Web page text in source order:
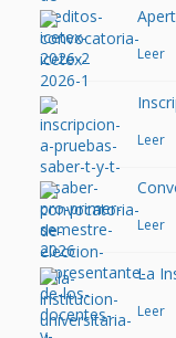
Leer
Leer
Leer
La
Leer